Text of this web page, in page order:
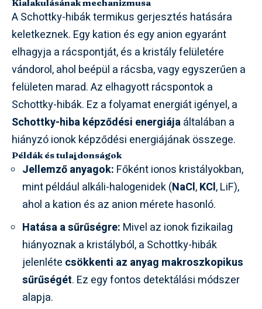
Kialakulásának mechanizmusa
A Schottky-hibák termikus gerjesztés hatására
keletkeznek. Egy kation és egy anion egyaránt
elhagyja a rácspontját, és a kristály felületére
vándorol, ahol beépül a rácsba, vagy egyszerűen a
felületen marad. Az elhagyott rácspontok a
Schottky-hibák. Ez a folyamat energiát igényel, a
Schottky-hiba képződési energiájaáltalában a
hiányzó ionok képződési energiájának összege.
Példák és tulajdonságok
Jellemző anyagok: Főként ionos kristályokban,
mint például alkáli-halogenidek (NaCl,KCl, LiF),
ahol a kation és az anion mérete hasonló.
Hatása a sűrűségre: Mivel az ionok fizikailag
hiányoznak a kristályból, a Schottky-hibák
jelenléte csökkenti az anyag makroszkopikus
sűrűségét. Ez egy fontos detektálási módszer
alapja.